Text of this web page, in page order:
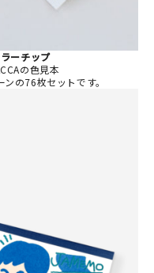
ーチップ
の色見本
の76枚セットです。